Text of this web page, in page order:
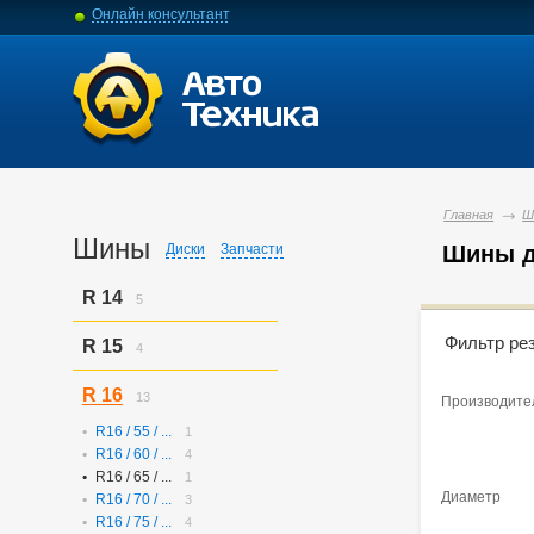
Главная
Шины
Фильтр
Диаметр
Шины Диски Запчасти
R 14 5
R14 / 65 / ...
R 15 4
R15 / 65 / ...
R 16 13
R16 / 55 / ... 1
R16 / 60 / ... 4
R16 / 65 / ... 1
R16 / 70 / ... 3
R16 / 75 / ... 4
Онлайн консультант